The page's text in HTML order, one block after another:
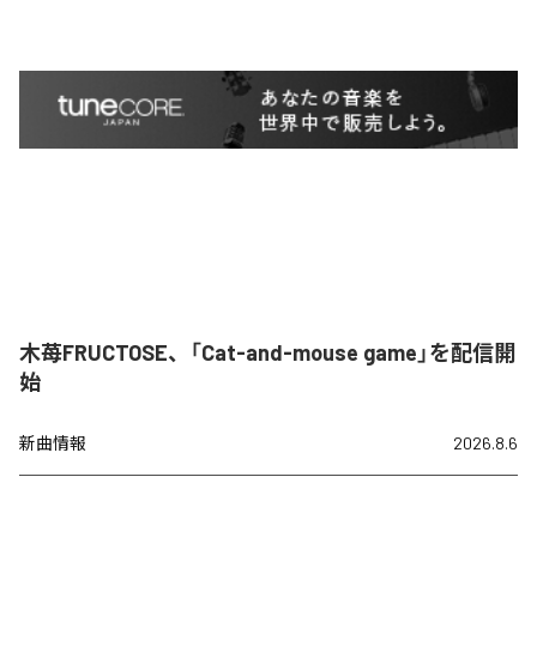
木苺FRUCTOSE、「Cat-and-mouse game」を配信開
始
新曲情報 2026.8.6